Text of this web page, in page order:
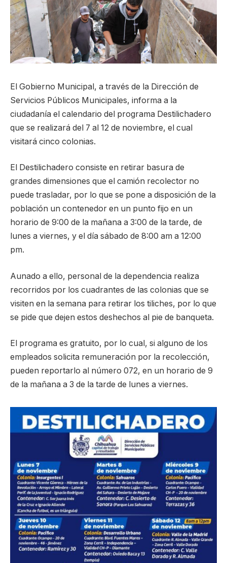
El Gobierno Municipal, a través de la Dirección de
Servicios Públicos Municipales, informa a la
ciudadanía el calendario del programa Destilichadero
que se realizará del 7 al 12 de noviembre, el cual
visitará cinco colonias.
El Destilichadero consiste en retirar basura de
grandes dimensiones que el camión recolector no
puede trasladar, por lo que se pone a disposición de la
población un contenedor en un punto fijo en un
horario de 9:00 de la mañana a 3:00 de la tarde, de
lunes a viernes, y el día sábado de 8:00 am a 12:00
pm.
Aunado a ello, personal de la dependencia realiza
recorridos por los cuadrantes de las colonias que se
visiten en la semana para retirar los tiliches, por lo que
se pide que dejen estos deshechos al pie de banqueta.
El programa es gratuito, por lo cual, si alguno de los
empleados solicita remuneración por la recolección,
pueden reportarlo al número 072, en un horario de 9
de la mañana a 3 de la tarde de lunes a viernes.